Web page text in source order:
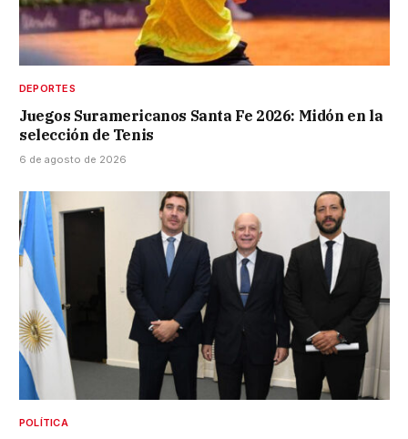
DEPORTES
Juegos Suramericanos Santa Fe 2026: Midón en la
selección de Tenis
6 de agosto de 2026
POLÍTICA